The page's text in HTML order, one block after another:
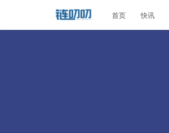
首页 快讯